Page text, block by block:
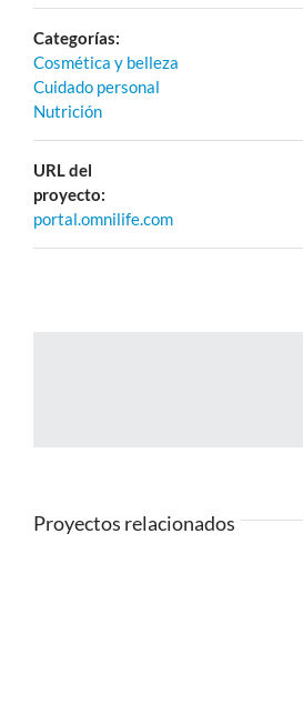
Categorías:
Cosmética y belleza
Cuidado personal
Nutrición
URL del
proyecto:
portal.omnilife.com
Proyectos relacionados